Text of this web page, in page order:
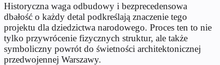
Historyczna waga odbudowy i bezprecedensowa
dbałość o każdy detal podkreślają znaczenie tego
projektu dla dziedzictwa narodowego. Proces ten to nie
tylko przywrócenie fizycznych struktur, ale także
symboliczny powrót do świetności architektonicznej
przedwojennej Warszawy.